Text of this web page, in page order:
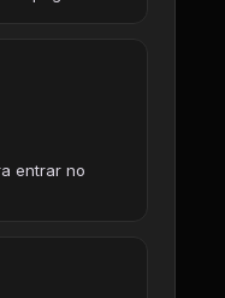
entrar no